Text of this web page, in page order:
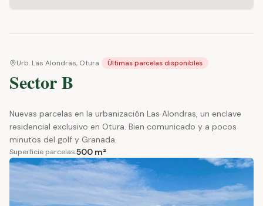
Urb. Las Alondras, Otura Últimas parcelas disponibles
Sector B
Nuevas parcelas en la urbanización Las Alondras, un enclave
residencial exclusivo en Otura. Bien comunicado y a pocos
minutos del golf y Granada.
Superficie parcelas:500 m²